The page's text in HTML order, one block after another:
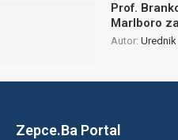
Prof.
Marlboro
Autor: Urednik
Zepce.Ba Portal